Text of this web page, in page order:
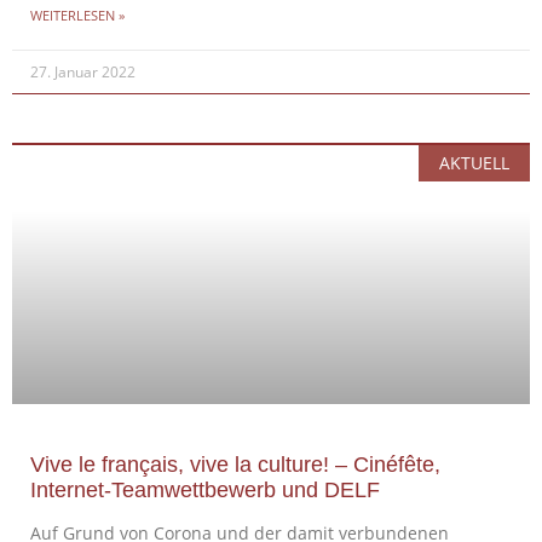
WEITERLESEN »
27. Januar 2022
AKTUELL
Vive le français, vive la culture! – Cinéfête,
Internet-Teamwettbewerb und DELF
Auf Grund von Corona und der damit verbundenen